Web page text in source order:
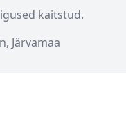
kaitstud.
Järvamaa